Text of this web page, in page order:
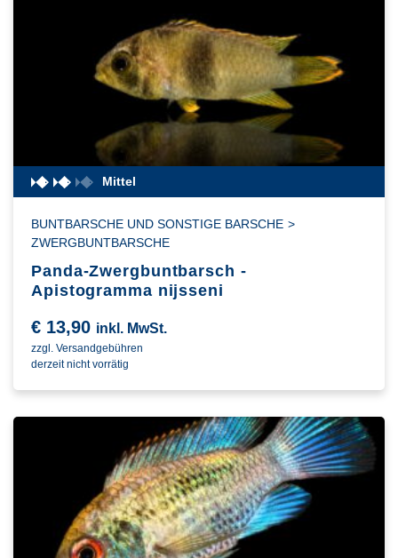
Mittel
BUNTBARSCHE UND SONSTIGE BARSCHE >
ZWERGBUNTBARSCHE
Panda-Zwergbuntbarsch -
Apistogramma nijsseni
€ 13,90 inkl. MwSt.
zzgl. Versandgebühren
derzeit nicht vorrätig